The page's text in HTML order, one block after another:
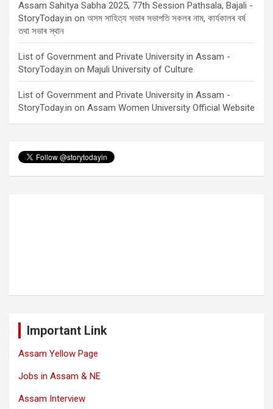
Assam Sahitya Sabha 2025, 77th Session Pathsala, Bajali -
StoryToday.in on অসম সাহিত্য সভাৰ সভাপতি সকলৰ নাম, কাৰ্যকালৰ বৰ্ষ
তথা সভাৰ স্থান
List of Government and Private University in Assam -
StoryToday.in on Majuli University of Culture
List of Government and Private University in Assam -
StoryToday.in on Assam Women University Official Website
Important Link
Assam Yellow Page
Jobs in Assam & NE
Assam Interview